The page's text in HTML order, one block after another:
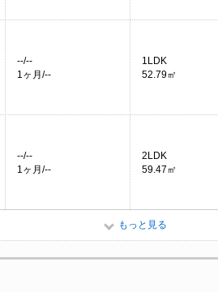
--/--
1ヶ月/--
1LDK
52.79㎡
--/--
1ヶ月/--
2LDK
59.47㎡
もっと見る